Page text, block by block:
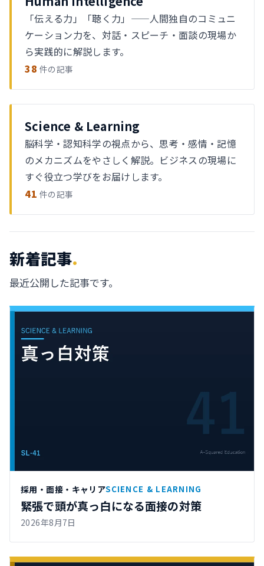
「伝える力」「聴く力」——人間独自のコミュニ
ケーション力を、対話・スピーチ・面談の現場か
ら実践的に解説します。
38 件の記事
Science & Learning
脳科学・認知科学の視点から、思考・感情・記憶
のメカニズムをやさしく解説。ビジネスの現場に
すぐ役立つ学びをお届けします。
41 件の記事
新着記事.
最近公開した記事です。
採用・面接・キャリアSCIENCE & LEARNING
緊張で頭が真っ白になる面接の対策
2026年8月7日